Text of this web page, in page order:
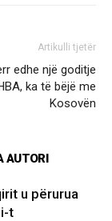
Artikulli tjetër
edhe një goditje
ka të bëjë me
Kosovën
AUTORI
u përurua
t